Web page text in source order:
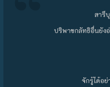
สารี
ปริพาชกลัทธิอื่นยัง
จักรู้ได้อย่